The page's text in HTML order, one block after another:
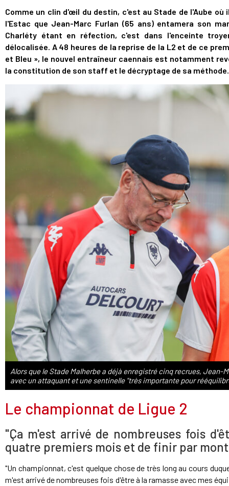
Comme un clin d'œil du destin, c'est au Stade de l'Aube
l'Estac que Jean-Marc Furlan (65 ans) entamera son
Charléty étant en réfection, c'est dans l'enceinte
délocalisée. A 48 heures de la reprise de la L2 et de ce
et Bleu », le nouvel entraîneur caennais est notamment
la constitution de son staff et le décryptage de sa méthode.
Alors que le Stade Malherbe a déjà enregistré cinq recrues, Jean-
avec un attaquant et une sentinelle "très importante pour
Le championnat de Ligue 2
"Ça m'est arrivé de nombreuses fois
quatre premiers mois et de finir par
"Un championnat, c'est quelque chose de très long au cours
m'est arrivé de nombreuses fois d'être à la ramasse avec mes